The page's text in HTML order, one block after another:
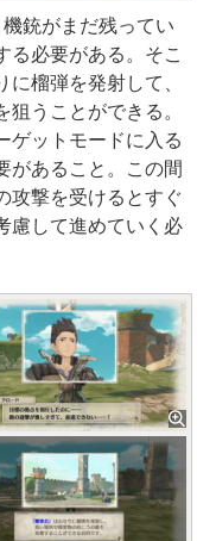
銃がまだ残ってい
る必要がある。そこ
榴弾を発射して、
うことができる。
ゲットモードに入る
があること。この間
攻撃を受けるとすぐ
慮して進めていく必